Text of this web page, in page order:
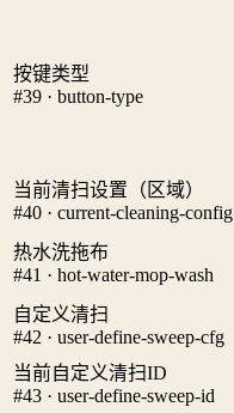
按键类型
#39 · button-type
当前清扫设置（区域）
#40 · current-cleaning-config
热水洗拖布
#41 · hot-water-mop-wash
自定义清扫
#42 · user-define-sweep-cfg
当前自定义清扫ID
#43 · user-define-sweep-id